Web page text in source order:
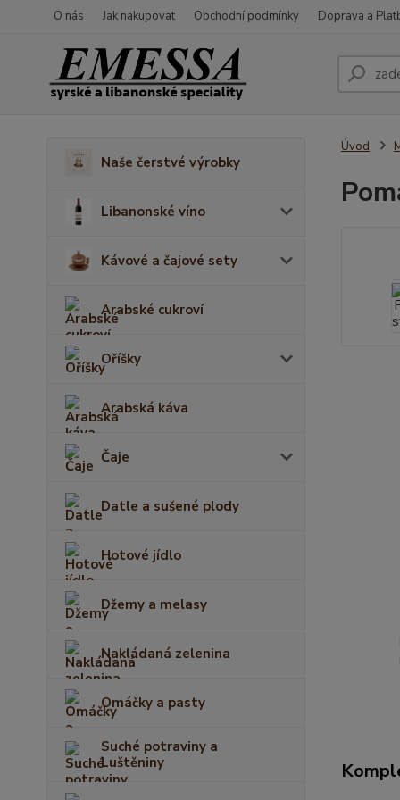
O nás Jak nakupovat Obchodní podmínky Doprava a
Naše čerstvé výrobky
Libanonské víno
Kávové a čajové sety
Arabské cukroví
Oříšky
Arabská káva
Čaje
Datle a sušené plody
Hotové jídlo
Džemy a melasy
Nakládaná zelenina
Omáčky a pasty
Suché potraviny a
Luštěniny
Úvod